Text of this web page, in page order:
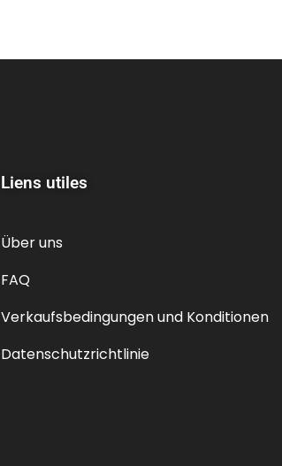
Liens utiles
Über uns
FAQ
Verkaufsbedingungen und Konditionen
Datenschutzrichtlinie